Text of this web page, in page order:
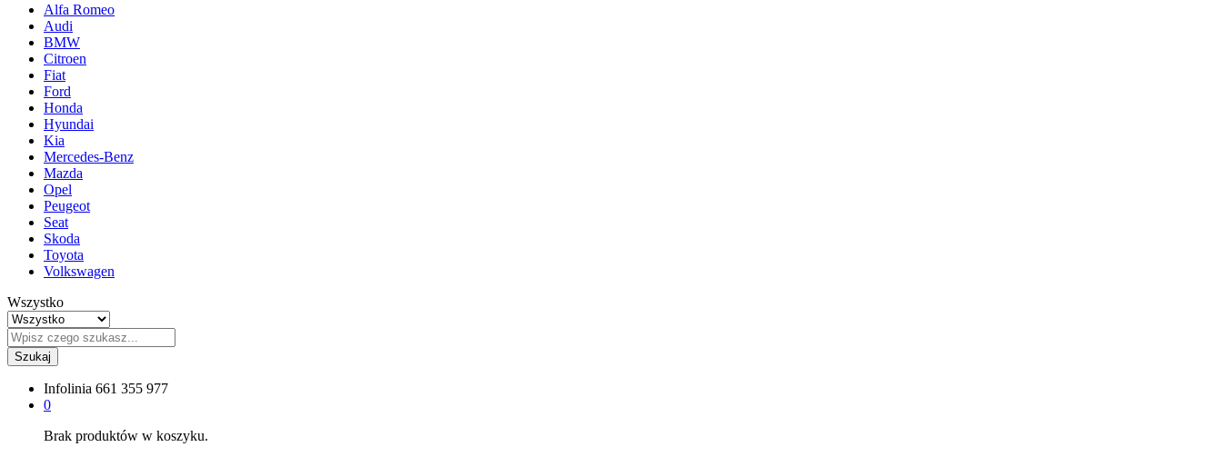
Alfa Romeo
Audi
BMW
Citroen
Fiat
Ford
Honda
Hyundai
Kia
Mercedes-Benz
Mazda
Opel
Peugeot
Seat
Skoda
Toyota
Volkswagen
Wszystko
Szukaj
Infolinia 661 355 977
0
Brak produktów w koszyku.